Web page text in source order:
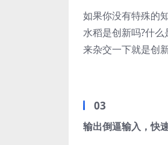
如果你没有特殊的
水稻是创新吗?什
来杂交一下就是创
03
输出倒逼输入，快